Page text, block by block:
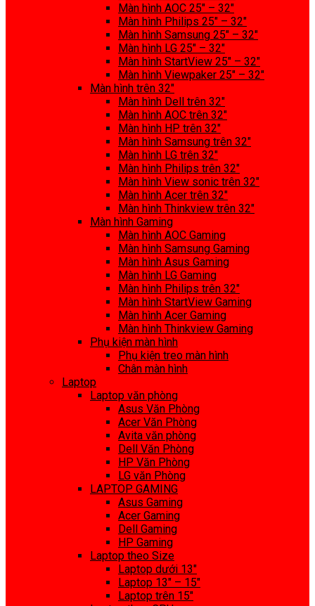
Màn hình AOC 25″ – 32″
Màn hình Philips 25″ – 32″
Màn hình Samsung 25″ – 32″
Màn hình LG 25″ – 32″
Màn hình StartView 25″ – 32″
Màn hình Viewpaker 25″ – 32″
Màn hình trên 32″
Màn hình Dell trên 32″
Màn hình AOC trên 32″
Màn hình HP trên 32″
Màn hình Samsung trên 32″
Màn hình LG trên 32″
Màn hình Philips trên 32″
Màn hình View sonic trên 32″
Màn hình Acer trên 32″
Màn hình Thinkview trên 32″
Màn hình Gaming
Màn hình AOC Gaming
Màn hình Samsung Gaming
Màn hình Asus Gaming
Màn hình LG Gaming
Màn hình Philips trên 32″
Màn hình StartView Gaming
Màn hình Acer Gaming
Màn hình Thinkview Gaming
Phụ kiện màn hình
Phụ kiện treo màn hình
Chân màn hình
Laptop
Laptop văn phòng
Asus Văn Phòng
Acer Văn Phòng
Avita văn phòng
Dell Văn Phòng
HP Văn Phòng
LG văn Phòng
LAPTOP GAMING
Asus Gaming
Acer Gaming
Dell Gaming
HP Gaming
Laptop theo Size
Laptop dưới 13″
Laptop 13″ – 15″
Laptop trên 15″